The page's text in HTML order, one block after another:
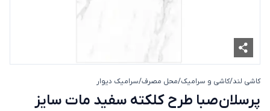
کاشی لند/کاشی و سرامیک/محل مصرف/سرامیک دیوار
پرسلان صبا طرح کلکته سفید مات
پرسلان صبا طرح کلکته سفید مات سایز